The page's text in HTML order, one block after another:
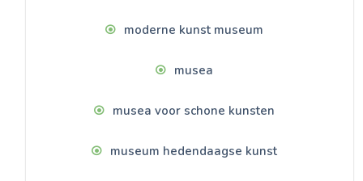
moderne kunst museum
musea
musea voor schone kunsten
museum hedendaagse kunst